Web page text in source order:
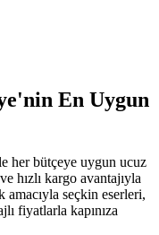
En Uygun
her bütçeye uygun ucuz
hızlı kargo avantajıyla
amacıyla seçkin eserleri,
fiyatlarla kapınıza